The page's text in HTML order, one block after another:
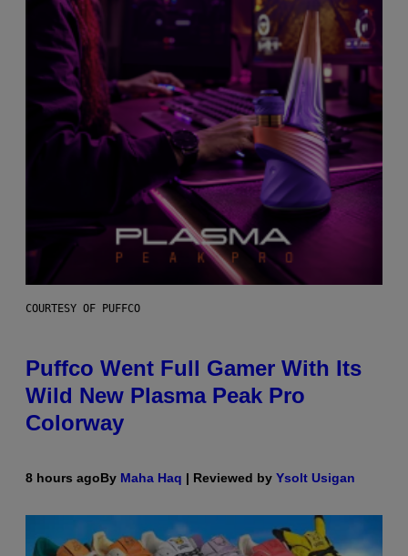
COURTESY OF PUFFCO
Puffco Went Full Gamer With Its
Wild New Plasma Peak Pro
Colorway
8 hours agoBy Maha Haq | Reviewed by Ysolt Usigan